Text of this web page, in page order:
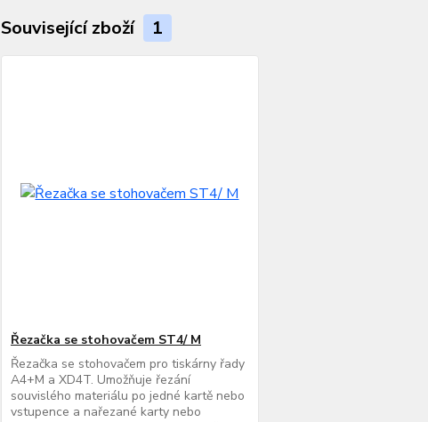
Související zboží 1
Řezačka se stohovačem ST4/ M
Řezačka se stohovačem pro tiskárny řady
A4+M a XD4T. Umožňuje řezání
souvislého materiálu po jedné kartě nebo
vstupence a nařezané karty nebo